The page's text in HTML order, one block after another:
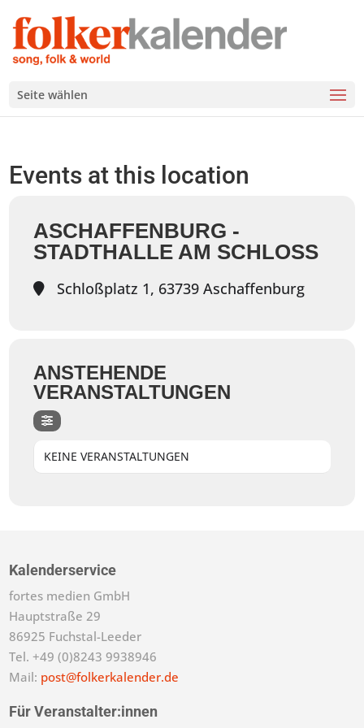
Seite wählen
Events at this location
ASCHAFFENBURG -
STADTHALLE AM SCHLOSS
Schloßplatz 1, 63739 Aschaffenburg
ANSTEHENDE
VERANSTALTUNGEN
KEINE VERANSTALTUNGEN
Kalenderservice
fortes medien GmbH
Hauptstraße 29
86925 Fuchstal-Leeder
Tel. +49 (0)8243 9938946
Mail: post@folkerkalender.de
Für Veranstalter:innen